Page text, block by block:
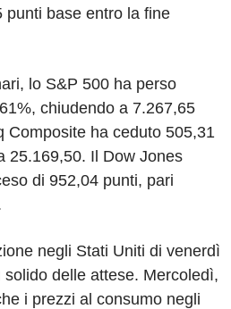
punti base entro la fine
lo S&P 500 ha perso
chiudendo a 7.267,65
Composite ha ceduto 505,31
25.169,50. Il Dow Jones
di 952,04 punti, pari
negli Stati Uniti di venerdì
delle attese. Mercoledì,
i prezzi al consumo negli